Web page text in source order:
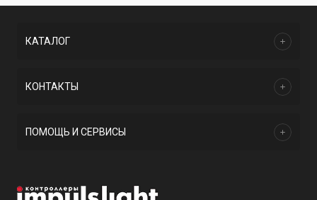
КАТАЛОГ
КОНТАКТЫ
ПОМОЩЬ И СЕРВИСЫ